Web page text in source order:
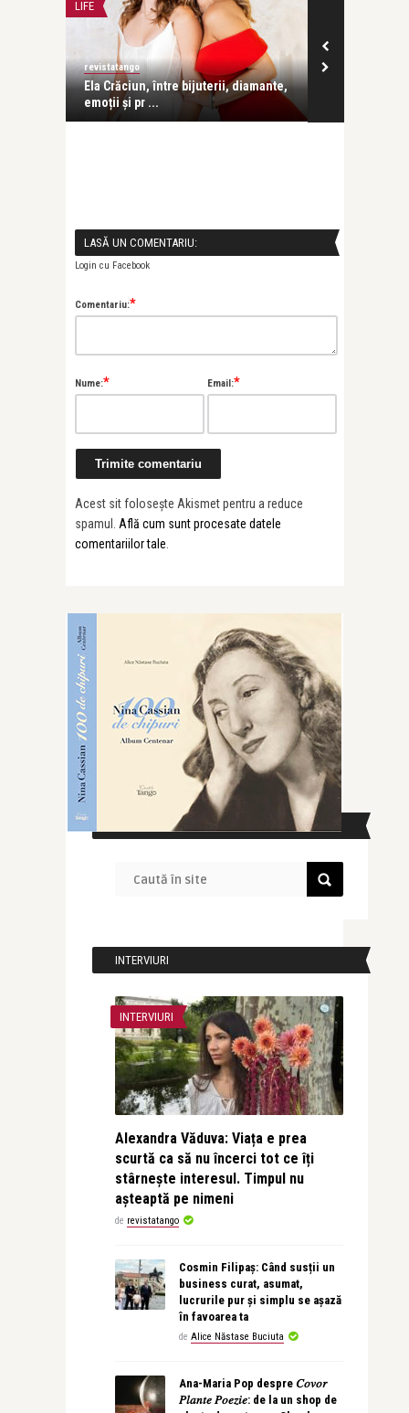
LIFE
revistatango
Ela Crăciun, între bijuterii, diamante,
emoții și pr ...
LASĂ UN COMENTARIU:
Login cu Facebook
Comentariu:*
Nume:* Email:*
Acest sit folosește Akismet pentru a reduce
spamul. Află cum sunt procesate datele
comentariilor tale
CAUTĂ ÎN SITE
INTERVIURI
INTERVIURI
Alexandra Văduva: Viața e prea
scurtă ca să nu încerci tot ce îți
stârnește interesul. Timpul nu
așteaptă pe nimeni
de revistatango
Cosmin Filipaș: Când susții un
business curat, asumat,
lucrurile pur și simplu se așază
în favoarea ta
de Alice Năstase Buciuta
Ana-Maria Pop despre 𝐶𝑜𝑣𝑜𝑟
𝑃𝑙𝑎𝑛𝑡𝑒 𝑃𝑜𝑒𝑧𝑖𝑒: de la un shop de